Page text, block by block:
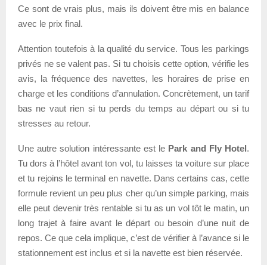
Ce sont de vrais plus, mais ils doivent être mis en balance
avec le prix final.
Attention toutefois à la qualité du service. Tous les parkings
privés ne se valent pas. Si tu choisis cette option, vérifie les
avis, la fréquence des navettes, les horaires de prise en
charge et les conditions d’annulation. Concrètement, un tarif
bas ne vaut rien si tu perds du temps au départ ou si tu
stresses au retour.
Une autre solution intéressante est le Park and Fly Hotel.
Tu dors à l’hôtel avant ton vol, tu laisses ta voiture sur place
et tu rejoins le terminal en navette. Dans certains cas, cette
formule revient un peu plus cher qu’un simple parking, mais
elle peut devenir très rentable si tu as un vol tôt le matin, un
long trajet à faire avant le départ ou besoin d’une nuit de
repos. Ce que cela implique, c’est de vérifier à l’avance si le
stationnement est inclus et si la navette est bien réservée.